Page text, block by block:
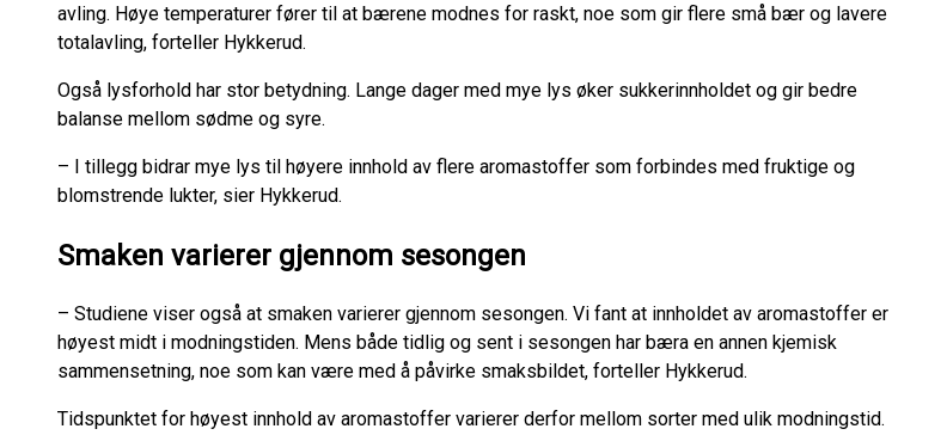
avling. Høye temperaturer fører til at bærene modnes for raskt, noe som gir flere små bær og lavere
totalavling, forteller Hykkerud.
Også lysforhold har stor betydning. Lange dager med mye lys øker sukkerinnholdet og gir bedre
balanse mellom sødme og syre.
– I tillegg bidrar mye lys til høyere innhold av flere aromastoffer som forbindes med fruktige og
blomstrende lukter, sier Hykkerud.
Smaken varierer gjennom sesongen
– Studiene viser også at smaken varierer gjennom sesongen. Vi fant at innholdet av aromastoffer er
høyest midt i modningstiden. Mens både tidlig og sent i sesongen har bæra en annen kjemisk
sammensetning, noe som kan være med å påvirke smaksbildet, forteller Hykkerud.
Tidspunktet for høyest innhold av aromastoffer varierer derfor mellom sorter med ulik modningstid.